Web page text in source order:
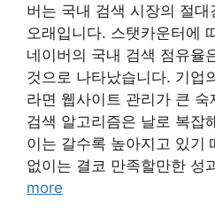
버는 국내 검색 시장의 절
오래입니다. 스탯카운터에
네이버의 국내 검색 점유율
것으로 나타났습니다. 기업
라면 웹사이트 관리가 큰
검색 알고리즘은 날로 복잡
이는 갈수록 높아지고 있기
없이는 결코 만족할만한 성
more